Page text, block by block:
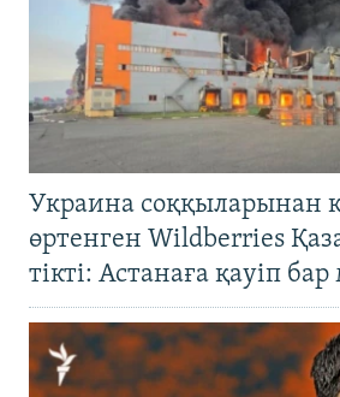
Украина соққыларынан
өртенген Wildberries
тікті: Астанаға қауіп бар